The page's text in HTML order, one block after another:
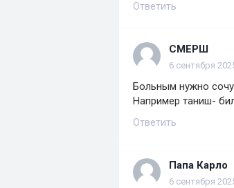
Ответить
СМЕРШ
6 сентября
Больным нужно
Например таниш-
Ответить
Папа Карло
6 сентября